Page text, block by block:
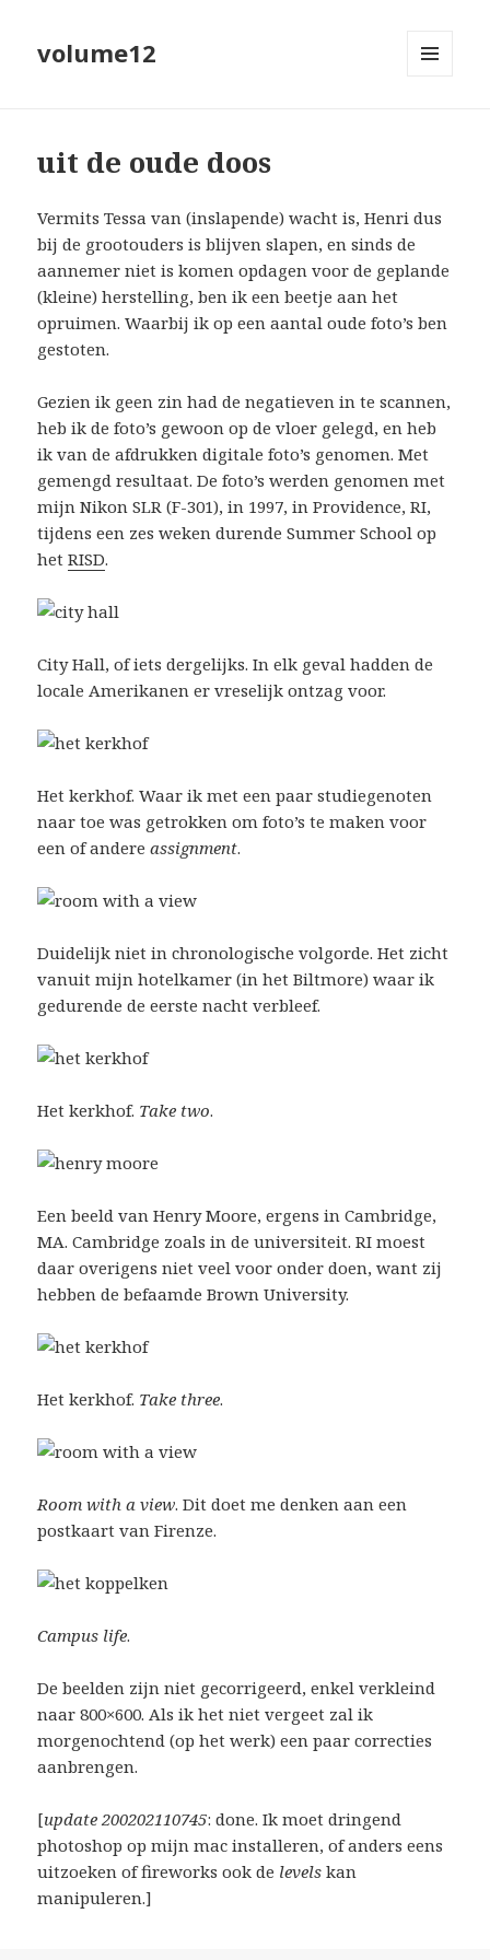
volume12
uit de oude doos
Vermits Tessa van (inslapende) wacht is, Henri dus
bij de grootouders is blijven slapen, en sinds de
aannemer niet is komen opdagen voor de geplande
(kleine) herstelling, ben ik een beetje aan het
opruimen. Waarbij ik op een aantal oude foto’s ben
gestoten.
Gezien ik geen zin had de negatieven in te scannen,
heb ik de foto’s gewoon op de vloer gelegd, en heb
ik van de afdrukken digitale foto’s genomen. Met
gemengd resultaat. De foto’s werden genomen met
mijn Nikon SLR (F-301), in 1997, in Providence, RI,
tijdens een zes weken durende Summer School op
hetRISD.
City Hall, of iets dergelijks. In elk geval hadden de
locale Amerikanen er vreselijk ontzag voor.
Het kerkhof. Waar ik met een paar studiegenoten
naar toe was getrokken om foto’s te maken voor
een of andereassignment.
Duidelijk niet in chronologische volgorde. Het zicht
vanuit mijn hotelkamer (in het Biltmore) waar ik
gedurende de eerste nacht verbleef.
Het kerkhof. Take two.
Een beeld van Henry Moore, ergens in Cambridge,
MA. Cambridge zoals in de universiteit. RI moest
daar overigens niet veel voor onder doen, want zij
hebben de befaamde Brown University.
Het kerkhof. Take three.
Room with a view. Dit doet me denken aan een
postkaart van Firenze.
Campus life.
De beelden zijn niet gecorrigeerd, enkel verkleind
naar 800×600. Als ik het niet vergeet zal ik
morgenochtend (op het werk) een paar correcties
aanbrengen.
[update 200202110745: done. Ik moet dringend
photoshop op mijn mac installeren, of anders eens
uitzoeken of fireworks ook de levels kan
manipuleren.]